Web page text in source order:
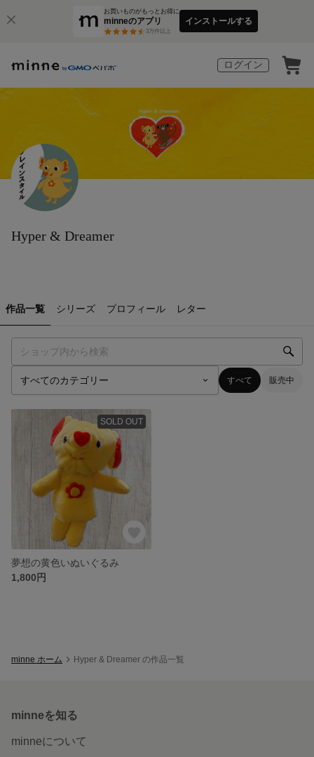
お買いものがもっとお得に
minneのアプリ
3万件以上
インストールする
ログイン
Hyper & Dreamer
作品一覧 シリーズ プロフィール レター
すべて 販売中
SOLD OUT
夢想の黄色いぬいぐるみ
1,800円
minne ホーム Hyper & Dreamer の作品一覧
minneを知る
minneについて